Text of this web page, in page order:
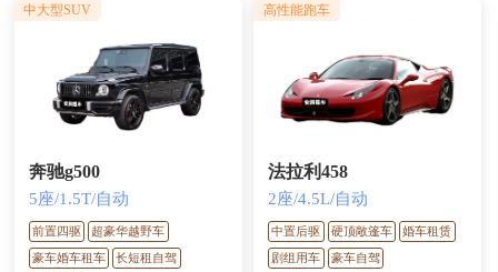
奔驰g500
5座/1.5T/自动
前置四驱
超豪华越野车
豪车婚车租车
长短租自驾
中大型SUV
法拉利458
2座/4.5L/自动
中置后驱 硬顶敞篷车
婚车租赁
剧组用车
豪车自驾
高性能跑车